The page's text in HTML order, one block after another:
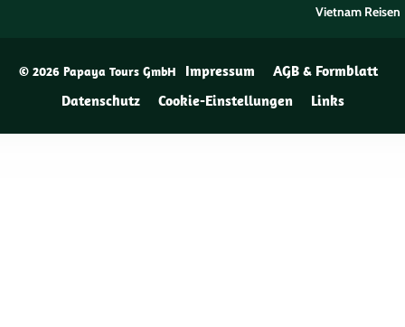
Vietnam Reisen
© 2026 Papaya Tours GmbH Impressum
AGB & Formblatt
Datenschutz
Cookie-Einstellungen Links